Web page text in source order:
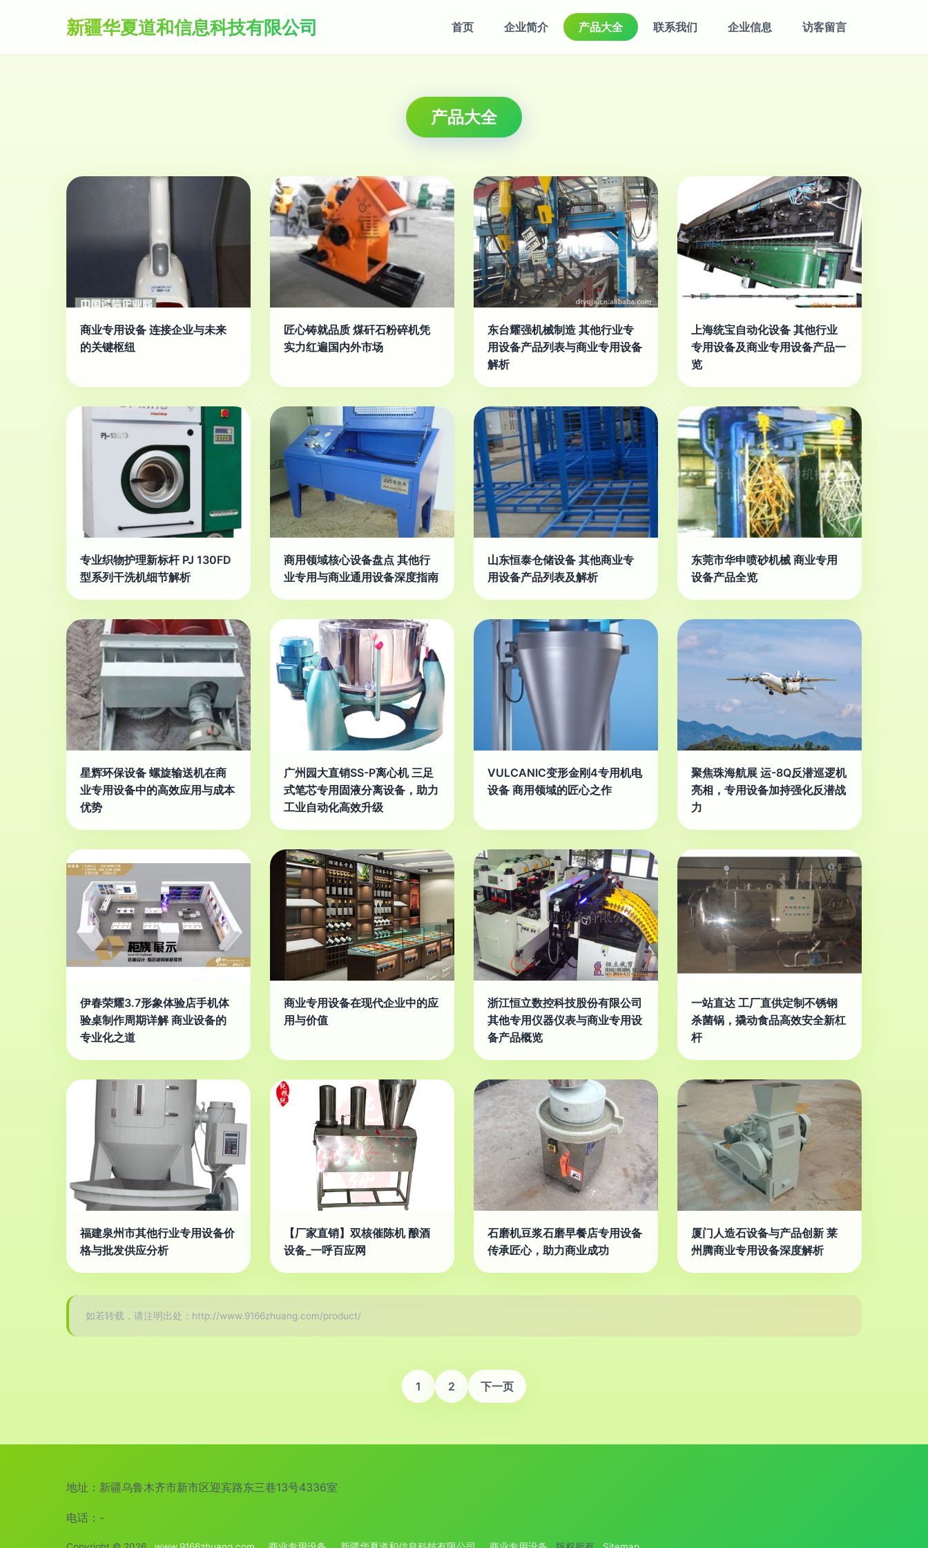
新疆华夏道和信息科技有限公司 首页 企业简介 产品大全 联系我们 企业信息 访客留言
产品大全
商业专用设备 连接企业与未来
的关键枢纽
匠心铸就品质 煤矸石粉碎机凭
实力红遍国内外市场
东台耀强机械制造 其他行业专
用设备产品列表与商业专用设备
解析
上海统宝自动化设备 其他行业
专用设备及商业专用设备产品一
览
专业织物护理新标杆 PJ 130FD
型系列干洗机细节解析
商用领域核心设备盘点 其他行
业专用与商业通用设备深度指南
山东恒泰仓储设备 其他商业专
用设备产品列表及解析
东莞市华申喷砂机械 商业专用
设备产品全览
星辉环保设备 螺旋输送机在商
业专用设备中的高效应用与成本
优势
广州园大直销SS-P离心机 三足
式笔芯专用固液分离设备，助力
工业自动化高效升级
VULCANIC变形金刚4专用机电
设备 商用领域的匠心之作
聚焦珠海航展 运-8Q反潜巡逻机
亮相，专用设备加持强化反潜战
力
伊春荣耀3.7形象体验店手机体
验桌制作周期详解 商业设备的
专业化之道
商业专用设备在现代企业中的应
用与价值
浙江恒立数控科技股份有限公司
其他专用仪器仪表与商业专用设
备产品概览
一站直达 工厂直供定制不锈钢
杀菌锅，撬动食品高效安全新杠
杆
福建泉州市其他行业专用设备价
格与批发供应分析
【厂家直销】双核催陈机 酿酒
设备_一呼百应网
石磨机豆浆石磨早餐店专用设备
传承匠心，助力商业成功
厦门人造石设备与产品创新 莱
州腾商业专用设备深度解析
如若转载，请注明出处：http://www.9166zhuang.com/product/
1 2 下一页
地址：新疆乌鲁木齐市新市区迎宾路东三巷13号4336室
电话：-